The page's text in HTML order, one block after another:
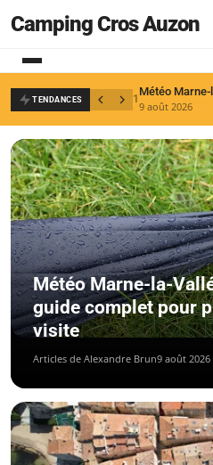
Camping Cros Auzon
TENDANCES 1
9 août 2026
Météo Marne-la-
guide complet pour
visite
Articles de Alexandre Brun9 août 2026